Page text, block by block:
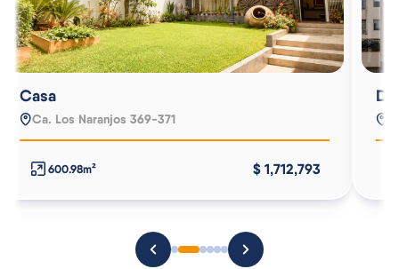
Casa
Ca. Los Naranjos 369-371
600.98m² $ 1,712,793